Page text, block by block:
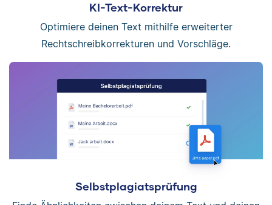
KI-Text-Korrektur
Optimiere deinen Text mithilfe erweiterter
Rechtschreibkorrekturen und Vorschläge.
Selbstplagiatsprüfung